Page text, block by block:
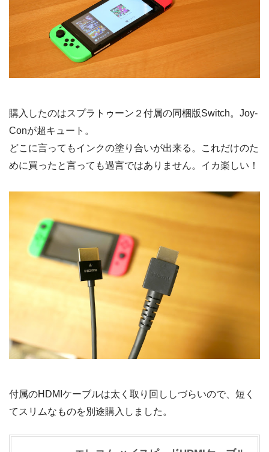
購入したのはスプラトゥーン２付属の同梱版Switch。Joy-
Conが超キュート。
どこに言ってもインクの塗り合いが出来る。これだけのた
めに買ったと言っても過言ではありません。イカ楽しい！
付属のHDMIケーブルは太く取り回ししづらいので、短く
てスリムなものを別途購入しました。